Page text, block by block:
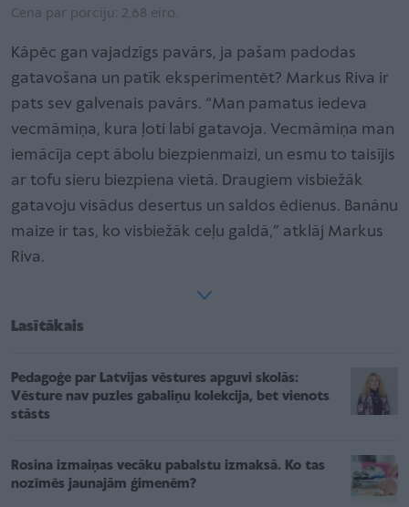
Cena par porciju: 2,68 eiro.
Kāpēc gan vajadzīgs pavārs, ja pašam padodas
gatavošana un patīk eksperimentēt? Markus Riva ir
pats sev galvenais pavārs. “Man pamatus iedeva
vecmāmiņa, kura ļoti labi gatavoja. Vecmāmiņa man
iemācīja cept ābolu biezpienmaizi, un esmu to taisījis
ar tofu sieru biezpiena vietā. Draugiem visbiežāk
gatavoju visādus desertus un saldos ēdienus. Banānu
maize ir tas, ko visbiežāk ceļu galdā,” atklāj Markus
Riva.
Lasītākais
Pedagoģe par Latvijas vēstures apguvi skolās:
Vēsture nav puzles gabaliņu kolekcija, bet vienots
stāsts
Rosina izmaiņas vecāku pabalstu izmaksā. Ko tas
nozīmēs jaunajām ģimenēm?